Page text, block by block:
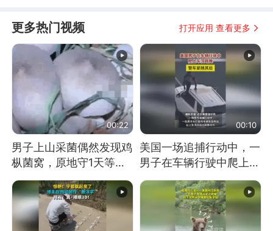
更多热门视频 打开应用 查看更多
00:22
男子上山采菌偶然发现鸡
枞菌窝，原地守1天等它
长大：挖了140多朵
00:10
美国一场追捕行动中，一
男子在车辆行驶中爬上车
顶跳舞。（新京报）